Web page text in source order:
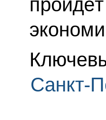
Санкт-